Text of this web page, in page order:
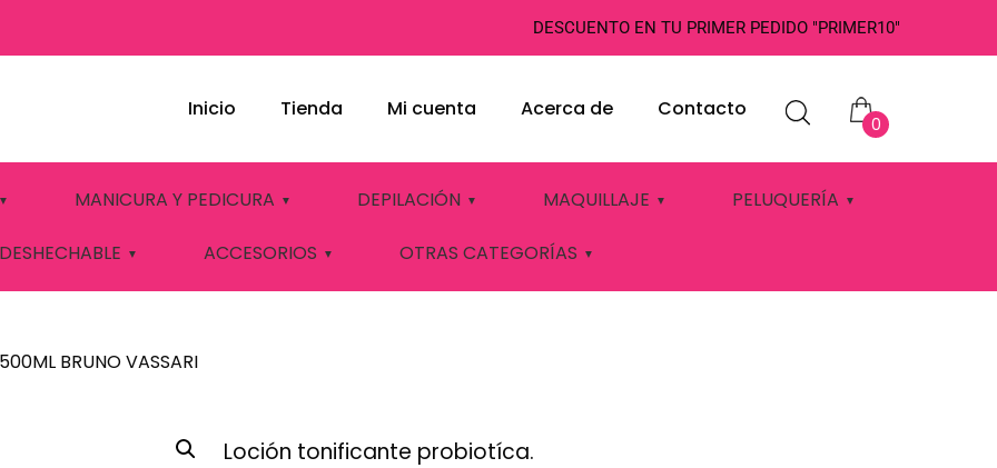
DESCUENTO EN TU PRIMER PEDIDO "PRIMER10"
0
Inicio Tienda Mi cuenta Acerca de Contacto
MANICURA Y PEDICURA DEPILACIÓN MAQUILLAJE PELUQUERÍA
ACCESORIOS OTRAS CATEGORÍAS
500ML BRUNO VASSARI
BRUNO VASSARI
Loción tonificante probiotíca.